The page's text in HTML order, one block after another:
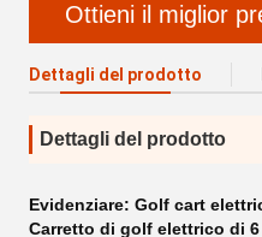
Ottieni il miglior
Dettagli del prodotto
Dettagli del prodotto
Evidenziare: Golf cart
Carretto di golf elettrico di 6